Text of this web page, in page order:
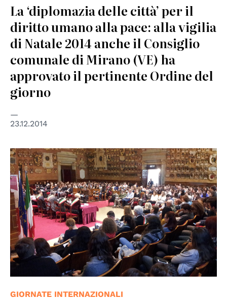
La ‘diplomazia delle città’ per il
diritto umano alla pace: alla vigilia
di Natale 2014 anche il Consiglio
comunale di Mirano (VE) ha
approvato il pertinente Ordine del
giorno
23.12.2014
© Centro Diritti Umani - UNIPD
GIORNATE INTERNAZIONALI